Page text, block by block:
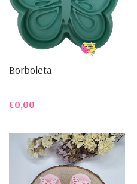
Borboleta
€0,00